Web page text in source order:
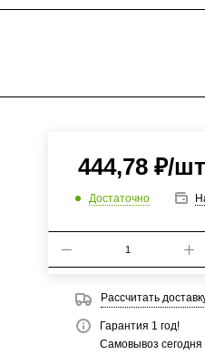
444,78₽/шт
Достаточно
Рассчитать
Гарантия 1 год!
Самовывоз сегодня